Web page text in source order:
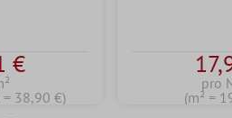
€
= 38,90 €)
pro
(m² =